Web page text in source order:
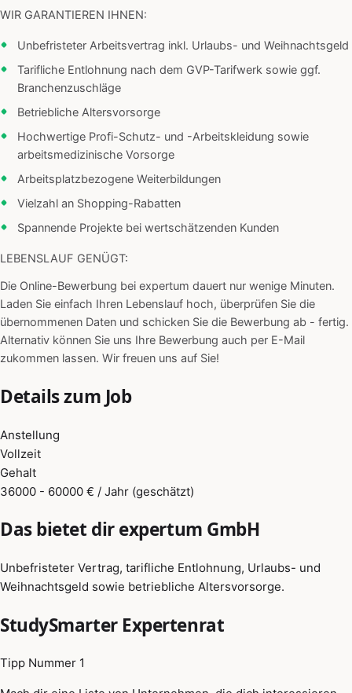
WIR GARANTIEREN IHNEN:
Unbefristeter Arbeitsvertrag inkl. Urlaubs- und Weihnachtsgeld
Tarifliche Entlohnung nach dem GVP-Tarifwerk sowie ggf.
Branchenzuschläge
Betriebliche Altersvorsorge
Hochwertige Profi-Schutz- und -Arbeitskleidung sowie
arbeitsmedizinische Vorsorge
Arbeitsplatzbezogene Weiterbildungen
Vielzahl an Shopping-Rabatten
Spannende Projekte bei wertschätzenden Kunden
LEBENSLAUF GENÜGT:
Die Online-Bewerbung bei expertum dauert nur wenige Minuten.
Laden Sie einfach Ihren Lebenslauf hoch, überprüfen Sie die
übernommenen Daten und schicken Sie die Bewerbung ab - fertig.
Alternativ können Sie uns Ihre Bewerbung auch per E-Mail
zukommen lassen. Wir freuen uns auf Sie!
Details zum Job
Anstellung
Vollzeit
Gehalt
36000 - 60000 € / Jahr (geschätzt)
Das bietet dir expertum GmbH
Unbefristeter Vertrag, tarifliche Entlohnung, Urlaubs- und
Weihnachtsgeld sowie betriebliche Altersvorsorge.
StudySmarter Expertenrat
Tipp Nummer 1